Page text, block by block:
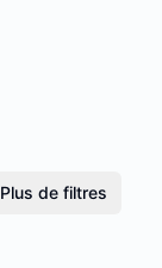
Plus de filtres